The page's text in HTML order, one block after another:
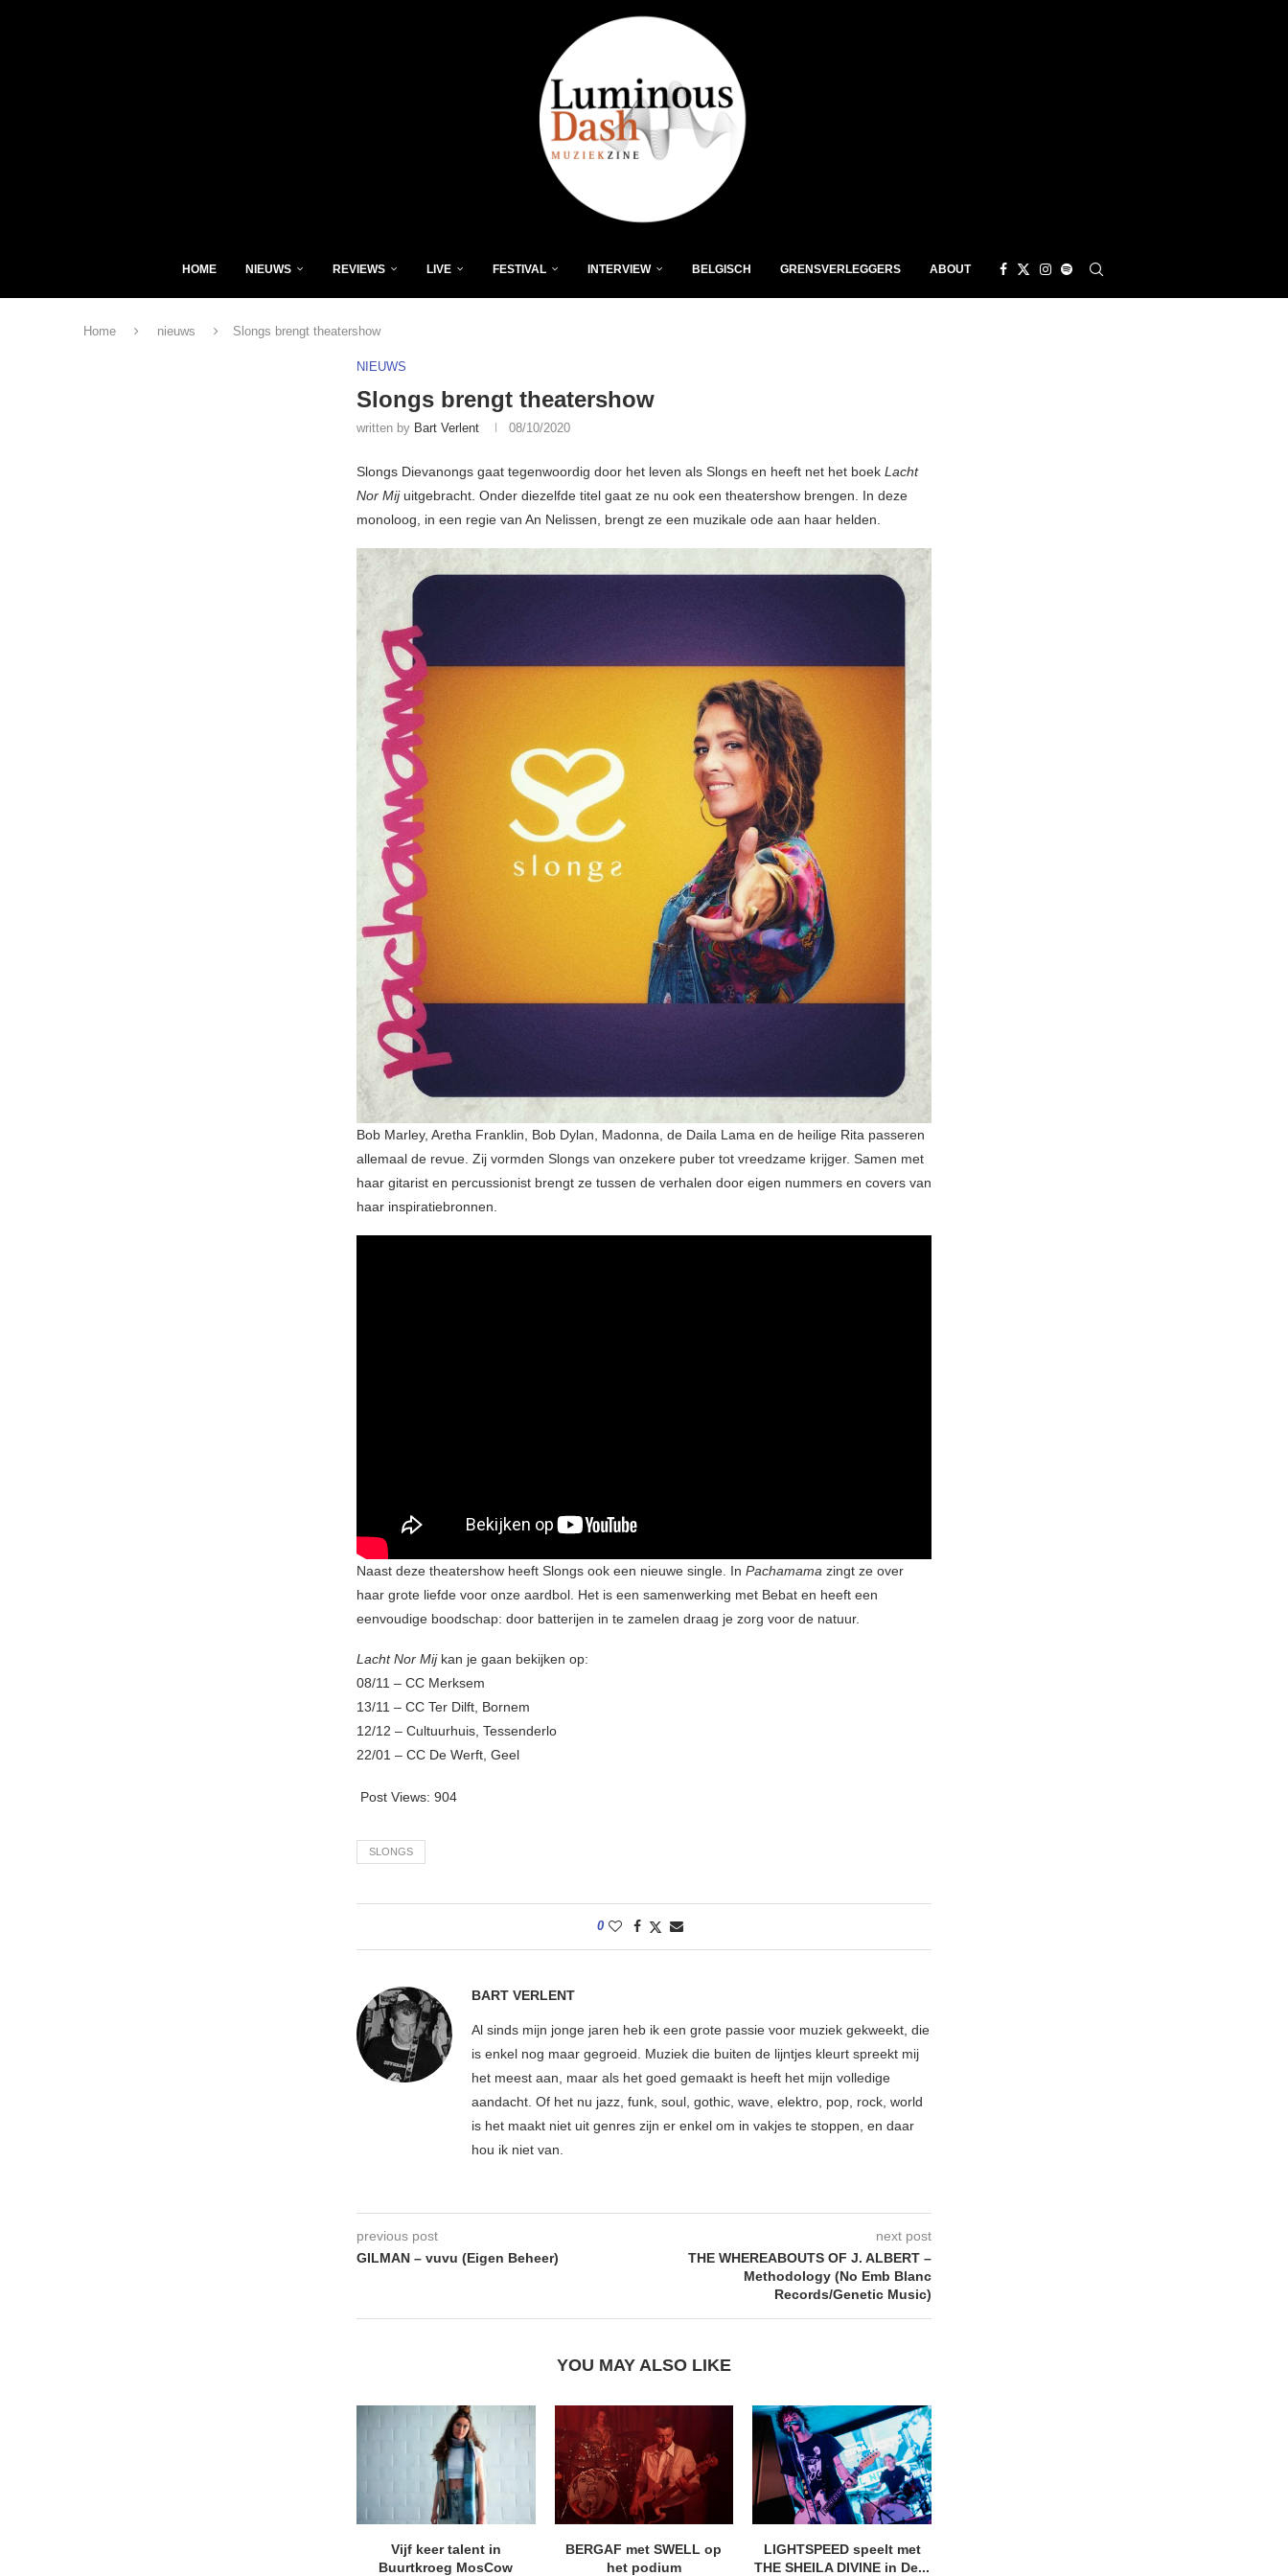
HOME NIEUWS REVIEWS LIVE FESTIVAL INTERVIEW BELGISCH GRENSVERLEGGERS ABOUT
Home nieuws Slongs brengt theatershow
NIEUWS
Slongs brengt theatershow
written by Bart Verlent 08/10/2020
Slongs Dievanongs gaat tegenwoordig door het leven als Slongs en heeft net het boek Lacht
Nor Mij uitgebracht. Onder diezelfde titel gaat ze nu ook een theatershow brengen. In deze
monoloog, in een regie van An Nelissen, brengt ze een muzikale ode aan haar helden.
Bob Marley, Aretha Franklin, Bob Dylan, Madonna, de Daila Lama en de heilige Rita passeren
allemaal de revue. Zij vormden Slongs van onzekere puber tot vreedzame krijger. Samen met
haar gitarist en percussionist brengt ze tussen de verhalen door eigen nummers en covers van
haar inspiratiebronnen.
Naast deze theatershow heeft Slongs ook een nieuwe single. In Pachamama zingt ze over
haar grote liefde voor onze aardbol. Het is een samenwerking met Bebat en heeft een
eenvoudige boodschap: door batterijen in te zamelen draag je zorg voor de natuur.
Lacht Nor Mijkan je gaan bekijken op:
08/11 – CC Merksem
13/11 – CC Ter Dilft, Bornem
12/12 – Cultuurhuis, Tessenderlo
22/01 – CC De Werft, Geel
Post Views: 904
SLONGS
0
BART VERLENT
Al sinds mijn jonge jaren heb ik een grote passie voor muziek gekweekt, die
is enkel nog maar gegroeid. Muziek die buiten de lijntjes kleurt spreekt mij
het meest aan, maar als het goed gemaakt is heeft het mijn volledige
aandacht. Of het nu jazz, funk, soul, gothic, wave, elektro, pop, rock, world
is het maakt niet uit genres zijn er enkel om in vakjes te stoppen, en daar
hou ik niet van.
previous post
GILMAN – vuvu (Eigen Beheer)
next post
THE WHEREABOUTS OF J. ALBERT –
Methodology (No Emb Blanc
Records/Genetic Music)
YOU MAY ALSO LIKE
Vijf keer talent in
Buurtkroeg MosCow
BERGAF met SWELL op
het podium
LIGHTSPEED speelt met
THE SHEILA DIVINE in De...